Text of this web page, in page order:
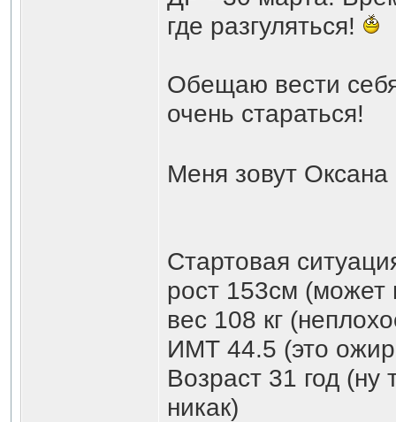
где разгуляться!
Обещаю вести
очень стараться!
Меня зовут Оксана
Стартовая
рост 153см (может
вес 108 кг
ИМТ 44.5 (это
Возраст 31 год (ну
никак)